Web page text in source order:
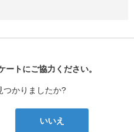
ートにご協力ください。
つかりましたか?
いいえ